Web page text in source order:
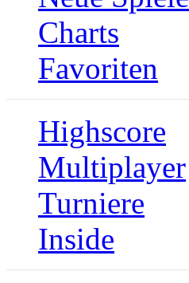
Charts
Favoriten
Highscore
Multiplayer
Turniere
Inside